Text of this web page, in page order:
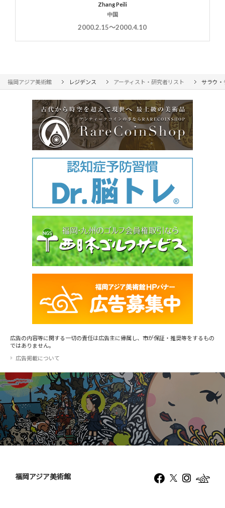
Zhang Peili
中国
2000.2.15〜2000.4.10
福岡アジア美術館 レジデンス アーティスト・研究者リスト サラウ・
広告の内容等に関する一切の責任は広告主に帰属し、市が保証・推奨等をするもの
ではありません。
広告掲載について
福岡アジア美術館